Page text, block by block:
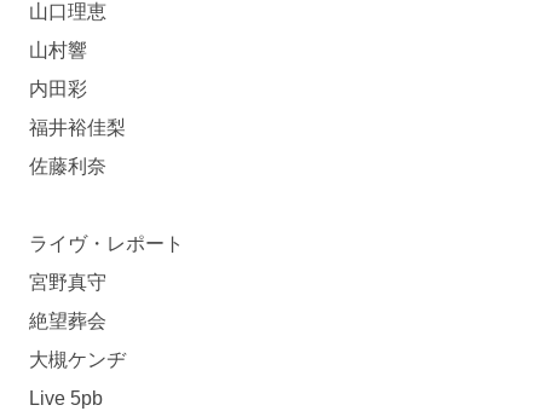
山口理恵
山村響
内田彩
福井裕佳梨
佐藤利奈
ライヴ・レポート
宮野真守
絶望葬会
大槻ケンヂ
Live 5pb